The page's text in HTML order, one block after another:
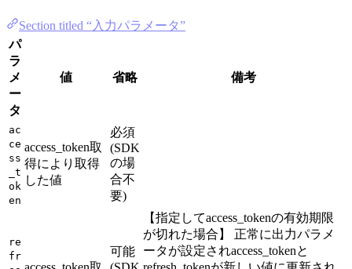
Section titled “入力パラメータ”
パ
ラ
メ
ー
タ
値 省略 備考
ac
ce
ss
_t
ok
en
access_token取
得により取得
した値
必須
(SDK
の場
合不
要)
re
fr
可能
【指定してaccess_tokenの有効期限
が切れた場合】 正常に出力パラメ
ータが設定されaccess_tokenと